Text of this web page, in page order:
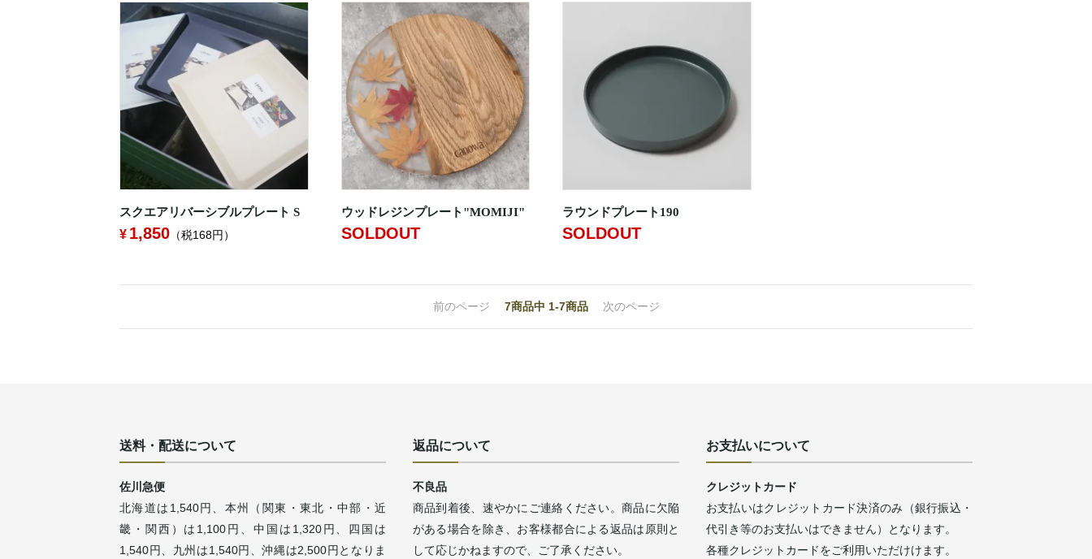
スクエアリバーシブルプレート S
1,850 （税168円）
ウッドレジンプレート"MOMIJI"
SOLDOUT
ラウンドプレート190
SOLDOUT
前のページ 7商品中 1-7商品 次のページ
送料・配送について
佐川急便
北海道は1,540円、本州（関東・東北・中部・近
畿・関西）は1,100円、中国は1,320円、四国は
1,540円、九州は1,540円、沖縄は2,500円となりま
返品について
不良品
商品到着後、速やかにご連絡ください。商品に欠陥
がある場合を除き、お客様都合による返品は原則と
して応じかねますので、ご了承ください。
お支払いについて
クレジットカード
お支払いはクレジットカード決済のみ（銀行振込・
代引き等のお支払いはできません）となります。
各種クレジットカードをご利用いただけけます。